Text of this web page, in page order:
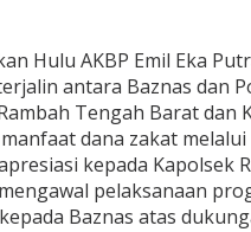
Hulu AKBP Emil Eka
antara Baznas dan
Tengah Barat dan
dana zakat
kepada Kapolsek
pelaksanaan
Baznas atas